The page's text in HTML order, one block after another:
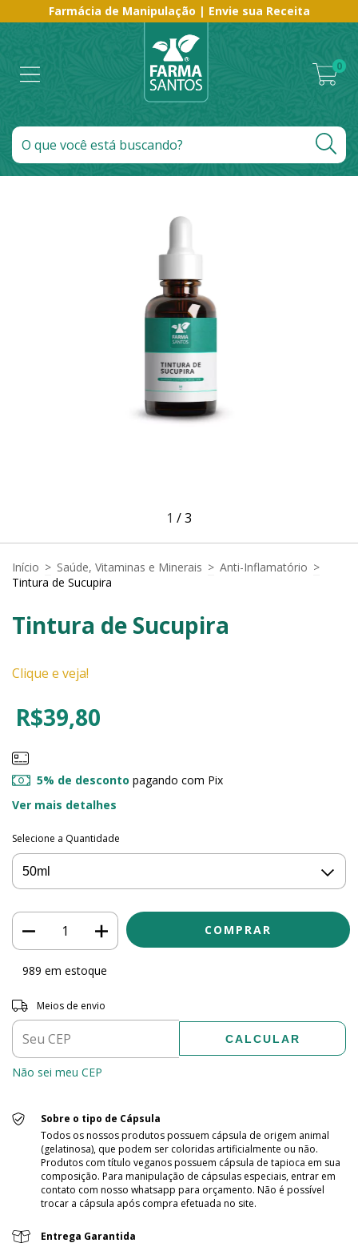
Farmácia de Manipulação | Envie sua Receita
0
1 /3
Início > Saúde, Vitaminas e Minerais > Anti-Inflamatório >
Tintura de Sucupira
Tintura de Sucupira
Clique e veja!
R$39,80
5% de desconto pagando com Pix
Ver mais detalhes
Selecione a Quantidade
989 em estoque
Entregas para o CEP:
Meios de envio
CALCULAR
Não sei meu CEP
Sobre o tipo de Cápsula
Todos os nossos produtos possuem cápsula de origem animal
(gelatinosa), que podem ser coloridas artificialmente ou não.
Produtos com título veganos possuem cápsula de tapioca em sua
composição. Para manipulação de cápsulas especiais, entrar em
contato com nosso whatsapp para orçamento. Não é possível
trocar a cápsula após compra efetuada no site.
Entrega Garantida